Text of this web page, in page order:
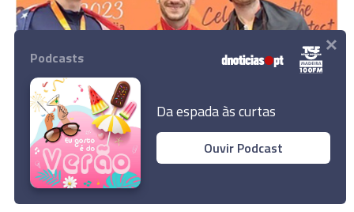
MADEIRA
Governo Regional louva André Jorge, medalha
de ouro nos Jogos Mundiais para
Transplantados
Podcasts
Da espada às curtas
Ouvir Podcast
×